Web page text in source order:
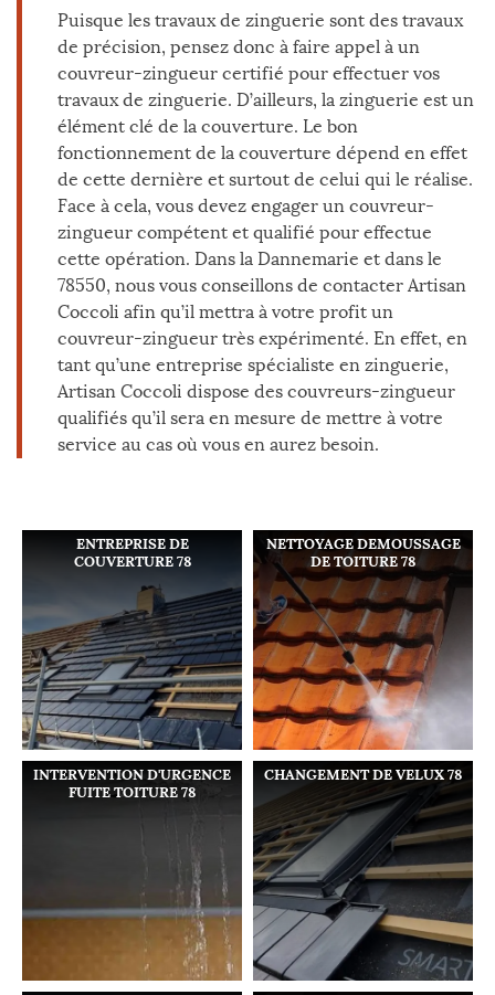
Puisque les travaux de zinguerie sont des travaux
de précision, pensez donc à faire appel à un
couvreur-zingueur certifié pour effectuer vos
travaux de zinguerie. D’ailleurs, la zinguerie est un
élément clé de la couverture. Le bon
fonctionnement de la couverture dépend en effet
de cette dernière et surtout de celui qui le réalise.
Face à cela, vous devez engager un couvreur-
zingueur compétent et qualifié pour effectue
cette opération. Dans la Dannemarie et dans le
78550, nous vous conseillons de contacter Artisan
Coccoli afin qu’il mettra à votre profit un
couvreur-zingueur très expérimenté. En effet, en
tant qu’une entreprise spécialiste en zinguerie,
Artisan Coccoli dispose des couvreurs-zingueur
qualifiés qu’il sera en mesure de mettre à votre
service au cas où vous en aurez besoin.
ENTREPRISE DE
COUVERTURE 78
NETTOYAGE DEMOUSSAGE
DE TOITURE 78
INTERVENTION D'URGENCE
FUITE TOITURE 78
CHANGEMENT DE VELUX 78